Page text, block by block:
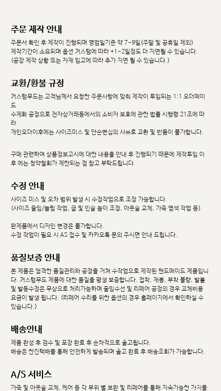
주문 제작 안내
주문서 확인 후 제작이 진행되며 영업일기준 약 7~9일(주말 및 공휴일 제외)
제작기간이 소요되며 옵션 커스텀에 따라 +1~2일정도 더 지연될 수 있습니다.
(공장 제작 상황 또는 자재 입고에 따라 추가 지연 될 수 있습니다.)
교환/환불 규정
커스텀무드는 고객님께서 요청한 주문사항에 맞춰 제작이 투입되는 1:1 오더메이
드
수제화 공정으로 전자상거래등에서의 소비자 보호에 관한 법률 시행령 21조에 따
라
개인오더이후에는 사이즈미스 및 단순변심의 사유로 교환 및 반품이 불가합니다.
구매 관련하여 상품정보고시에 대한 내용을 안내 후 진행되기 때문에 제작투입 이
후 에는 청약철회가 제한되는 점 참고 부탁드립니다.
수정 안내
사이즈 미스 및 오차 범위 발생 시 수정작업으로 조정 가능합니다.
(사이즈 줄임/늘림 작업, 굽 및 인솔 높이 조정, 아웃솔 교체, 가죽 염색 작업 등)
완제품에서 디자인 변경은 불가합니다.
수정 작업이 필요 시 AS 접수 및 카카오톡 문의 주시면 안내 드립니다.
품질보증 안내
본 제품은 엄격한 품질관리와 공정을 거쳐 수작업으로 제작된 핸드메이드 제품입니
다. 커스텀무드 제품에 대한 품질을 평생 보증합니다. 접착, 재봉, 부착 불량, 발볼
및 발등수정은 무상으로 처리가능하며 줄임수선 및 리페어 공정의 경우 교체비용
요금이 발생 됩니다. (리페어 수리를 위한 옵션의 경우 홈페이지에서 확인하실 수
있습니다.)
배송안내
제품 완성 후 검수 및 포장 완료 후 순차적으로 출고됩니다.
배송은 한진택배를 통해 안전하게 발송되며 출고 완료 후 배송조회가 가능합니다.
A/S 서비스
가죽 및 아웃솔 교체, 케어 등 각 부위 별 보완 및 리페어를 통해 지속가능한 가치를